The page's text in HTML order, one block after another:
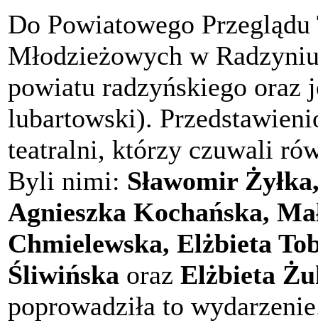
Do Powiatowego
Młodzieżowych w
powiatu radzyńskiego oraz
lubartowski).
teatralni, którzy czuwali
Byli nimi: Sławomir
Agnieszka Kochańska,
Chmielewska, Elżbieta
Śliwińska oraz Elżbieta
poprowadziła to